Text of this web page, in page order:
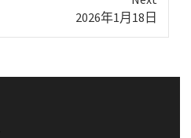
2026年1月18日